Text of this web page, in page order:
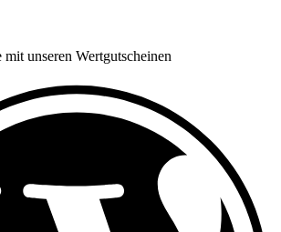
mit unseren Wertgutscheinen